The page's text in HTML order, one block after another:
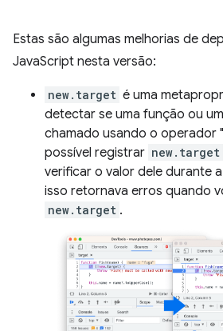
Estas são algumas melhorias de
JavaScript nesta versão:
new.target é uma
detectar se uma função ou
chamado usando o operador
possível registrar new.target
verificar o valor dele durante
isso retornava erros quando
new.target .